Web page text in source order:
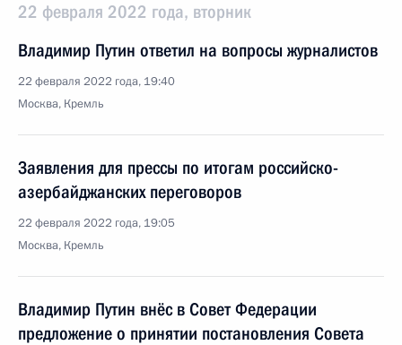
22 февраля 2022 года, вторник
Владимир Путин ответил на вопросы журналистов
22 февраля 2022 года, 19:40
Москва, Кремль
Заявления для прессы по итогам российско-
азербайджанских переговоров
22 февраля 2022 года, 19:05
Москва, Кремль
Владимир Путин внёс в Совет Федерации
предложение о принятии постановления Совета